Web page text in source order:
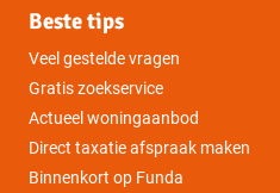
Beste tips
Veel gestelde vragen
Gratis zoekservice
Actueel woningaanbod
Direct taxatie afspraak maken
Binnenkort op Funda